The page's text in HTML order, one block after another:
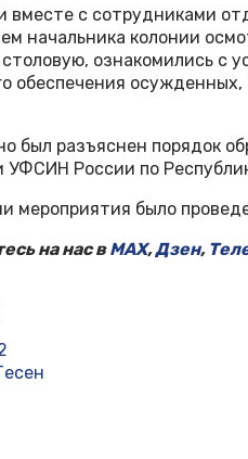
вместе с сотрудниками
начальника колонии
ознакомились с
обеспечения
был разъяснен порядок
УФСИН России по
мероприятия было
на нас вMAX,Дзен,